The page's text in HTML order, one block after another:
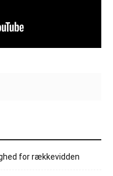
for rækkevidden